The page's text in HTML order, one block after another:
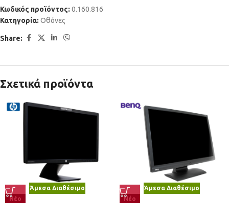
Κωδικός προϊόντος: 0.160.816
Κατηγορία: Οθόνες
Share:
Σχετικά προϊόντα
Άμεσα Διαθέσιμο
Νέο
Άμεσα Διαθέσιμο
Νέο